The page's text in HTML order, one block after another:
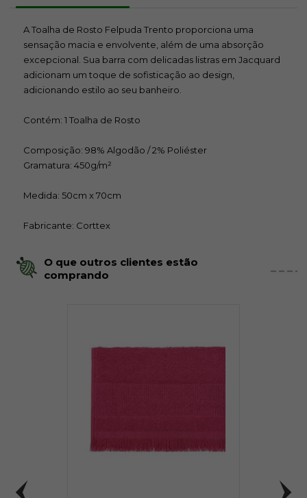
A Toalha de Rosto Felpuda Trento proporciona uma
sensação macia e envolvente, além de uma absorção
excepcional. Sua barra com delicadas listras em Jacquard
adicionam um toque de sofisticação ao design,
adicionando estilo ao seu banheiro.
Contém: 1 Toalha de Rosto
Composição: 98% Algodão / 2% Poliéster
Gramatura: 450g/m²
Medida: 50cm x 70cm
Fabricante: Corttex
O que outros clientes estão
comprando